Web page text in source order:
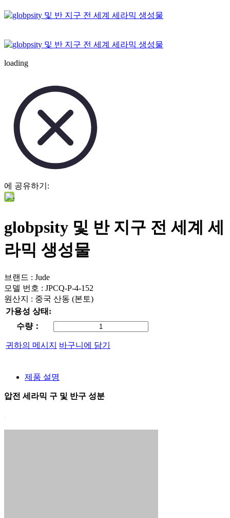
loading
에 공유하기:
globpsity 및 반 지구 전 세계 세
라믹 생성물
브랜드 : Jude
모델 번호 : JPCQ-P-4-152
원산지 : 중국 산동 (본토)
가용성 상태:
수량：
귀하의 메시지 바구니에 담기
제품 설명
압전 세라믹 구 및 반구 성분